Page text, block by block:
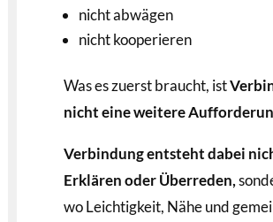
nicht abwägen
nicht kooperieren
Was es zuerst braucht, ist
nicht eine weitere
Verbindung entsteht dabei
Erklären oder Überreden,
wo Leichtigkeit, Nähe und